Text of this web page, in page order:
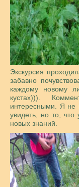
Экскурсия
забавно
каждому новому
кустах))).
интересными. Я не
увидеть, но то,
новых знаний.